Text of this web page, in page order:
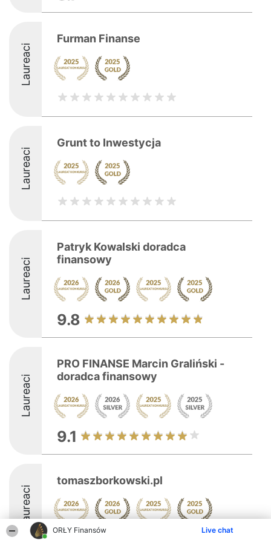
ORŁY Finansów Live chat
Laureaci
Furman Finanse
Laureaci
Grunt to Inwestycja
Laureaci
Patryk Kowalski doradca
finansowy
9.8
Laureaci
PRO FINANSE Marcin Graliński -
doradca finansowy
9.1
Laureaci
tomaszborkowski.pl